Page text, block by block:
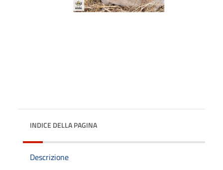
INDICE DELLA PAGINA
Descrizione